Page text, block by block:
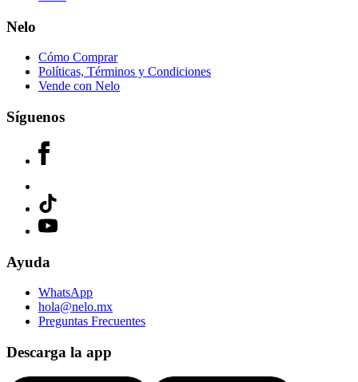
Nelo
Cómo Comprar
Políticas, Términos y Condiciones
Vende con Nelo
Síguenos
Ayuda
WhatsApp
hola@nelo.mx
Preguntas Frecuentes
Descarga la app